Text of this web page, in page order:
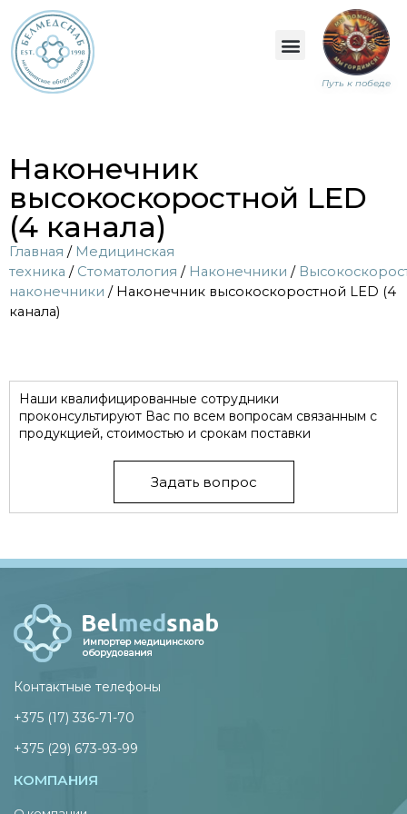
Путь к победе
Наконечник
высокоскоростной LED
(4 канала)
Главная / Медицинская
техника / Стоматология / Наконечники /
наконечники / Наконечник высокоскоростной LED (4
канала)
Наши квалифицированные сотрудники
проконсультируют Вас по всем вопросам связанным с
продукцией, стоимостью и срокам поставки
Задать вопрос
Контактные телефоны
+375 (17) 336-71-70
+375 (29) 673-93-99
КОМПАНИЯ